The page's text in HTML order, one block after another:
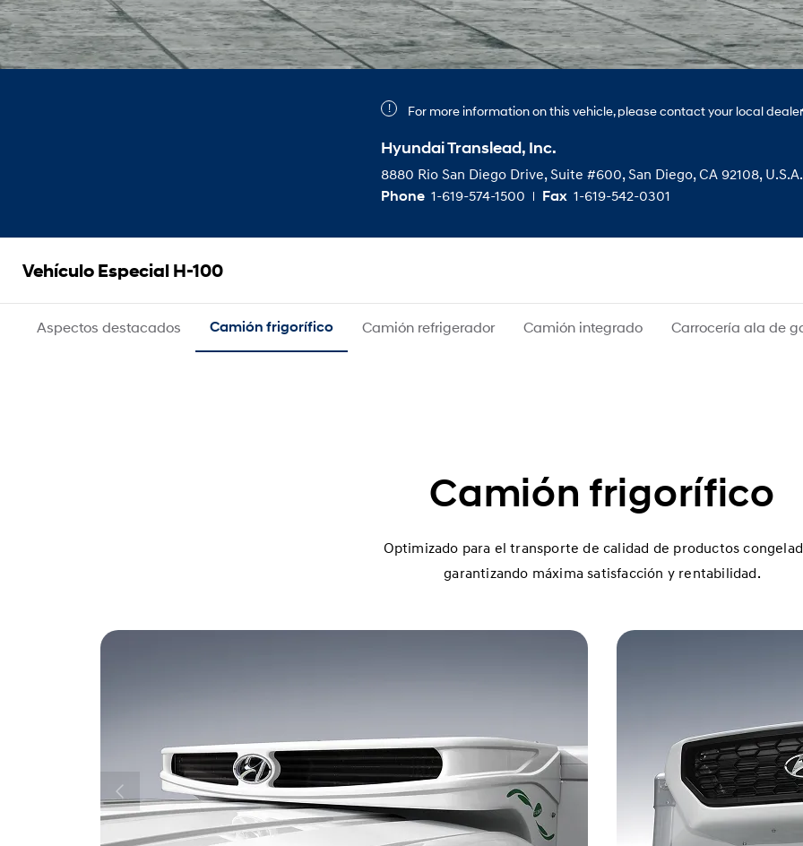
For more information on this vehicle, please contact your local
Hyundai Translead, Inc.
8880 Rio San Diego Drive, Suite #600, San Diego, CA 92108, U.S.A.
Phone 1-619-574-1500 Fax 1-619-542-0301
Vehículo Especial H-100
Aspectos destacados Camión frigorífico Camión refrigerador Camión integrado Carrocería ala de
Camión frigorífico
Optimizado para el transporte de calidad de productos
garantizando máxima satisfacción y rentabilidad.